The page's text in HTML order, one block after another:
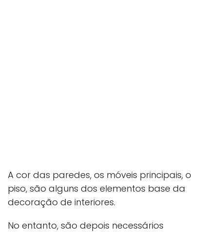
A cor das paredes, os móveis principais, o
piso, são alguns dos elementos base da
decoração de interiores.
No entanto, são depois necessários